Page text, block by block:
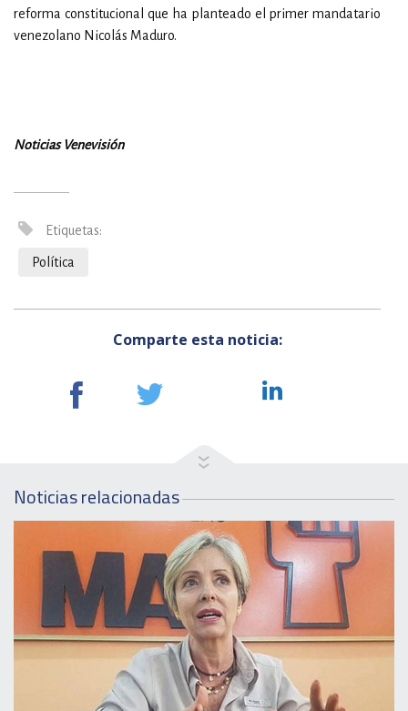
reforma constitucional que ha planteado el primer mandatario
venezolano Nicolás Maduro.
Noticias Venevisión
Etiquetas:
Política
Comparte esta noticia:
Noticias relacionadas